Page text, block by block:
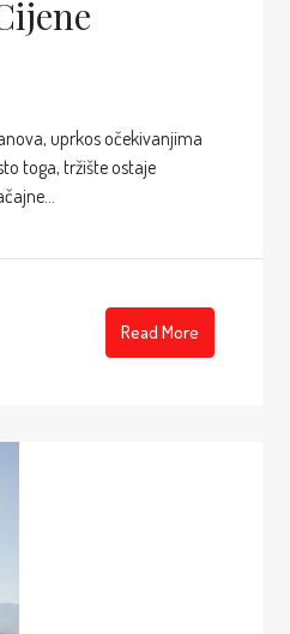
uprkos očekivanjima
toga, tržište ostaje
Read More